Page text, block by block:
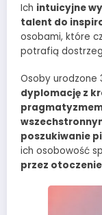
Ich intuicyjne
talent do
osobami, które
potrafią
Osoby urodzone
dyplomację z
poszukiwanie
ich osobowość
przez otoczenie